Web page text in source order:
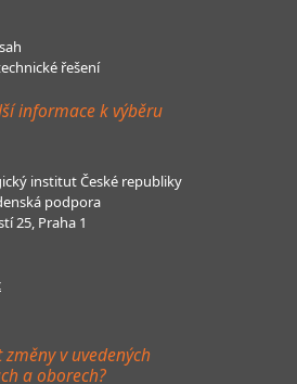
řešení
informace k výběru
institut České republiky
podpora
25, Praha 1
v uvedených
a oborech?